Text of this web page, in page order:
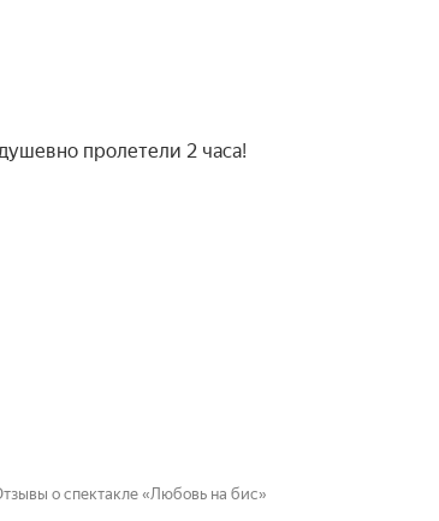
пролетели 2 часа!
о спектакле «Любовь на бис»